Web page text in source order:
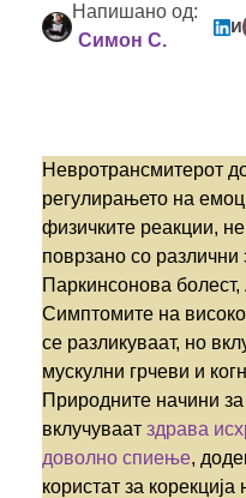
Напишано од:
Симон С.
и
Невротрансмитерот
регулирањето на
физичките реакции,
поврзано со различни
Паркинсонова
Симптомите на
се разликуваат, но
мускулни грчеви и
Природните начини
вклучуваат здрава
доволно спиење,
користат за